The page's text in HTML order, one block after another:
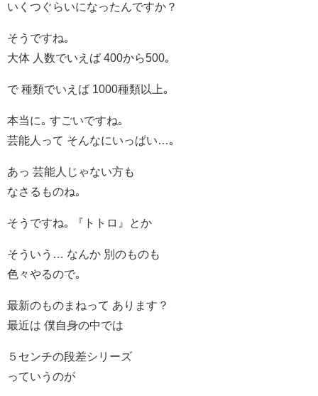
いくつぐらいになったんですか？
そうですね｡
大体 人数でいえば 400から500｡
で 種類でいえば 1000種類以上｡
本当に｡ すごいですね｡
芸能人って そんなにいっぱい…｡
あっ 芸能人じゃない方も
なさるものね｡
そうですね｡ 『トトロ』とか
そういう… なんか 別のものも
色々やるので｡
最新のものまねって あります？
最近は 僕自身の中では
５センチの段差シリーズ
っていうのが